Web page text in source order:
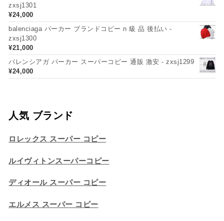
zxsj1301
¥24,000
balenciaga パーカー ブランドコピー n 級 品 後払い -
zxsj1300
¥21,000
バレンシアガ パーカー スーパーコピー 通販 激安 - zxsj1299
¥24,000
人気 ブランド
ロレックス スーパー コピー
ルイヴィトンスーパーコピー
ディオール スーパー コピー
エルメス スーパー コピー